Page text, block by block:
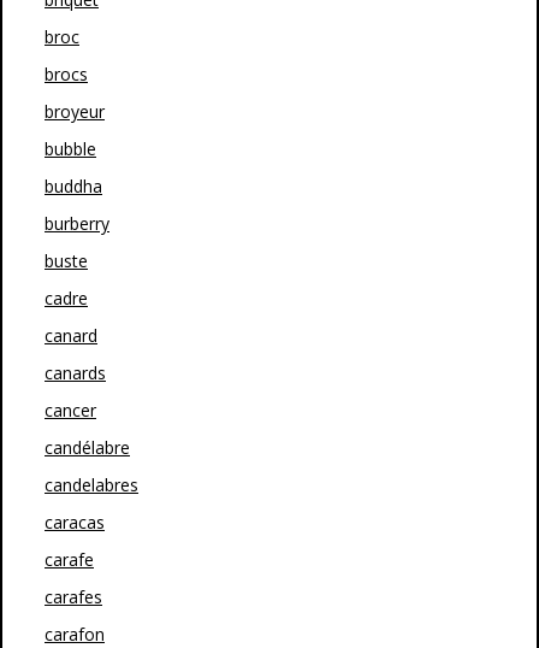
broc
brocs
broyeur
bubble
buddha
burberry
buste
cadre
canard
canards
cancer
candélabre
candelabres
caracas
carafe
carafes
carafon